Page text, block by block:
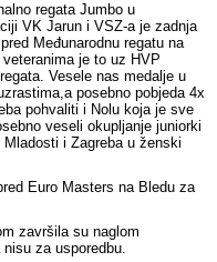
regata Jumbo u
VK Jarun i VSZ-a je zadnja
Međunarodnu regatu na
veteranima je to uz HVP
Vesele nas medalje u
posebno pobjeda 4x
pohvaliti i Nolu koja je sve
veseli okupljanje juniorki
i Zagreba u ženski
Euro Masters na Bledu za
završila su naglom
za usporedbu.